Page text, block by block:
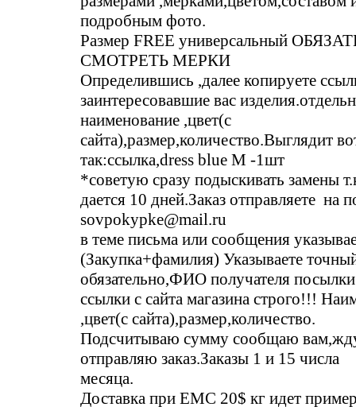
подробным фото.
Размер FREE универсальный
СМОТРЕТЬ МЕРКИ
Определившись ,далее копируете
заинтересовавшие вас
наименование ,цвет(с
сайта),размер,количество.Выглядит
так:ссылка,dress blue M -1шт
*советую сразу подыскивать замены
дается 10 дней.Заказ отправляете на
sovpokypke@mail.ru
в теме письма или сообщения
(Закупка+фамилия) Указываете
обязательно,ФИО получателя
ссылки с сайта магазина строго!!!
,цвет(с сайта),размер,количество.
Подсчитываю сумму сообщаю
отправляю заказ.Заказы 1 и 15 числа
месяца.
Доставка при ЕМС 20$ кг идет